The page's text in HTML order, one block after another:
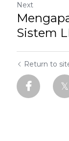
Next
Sistem
Return to